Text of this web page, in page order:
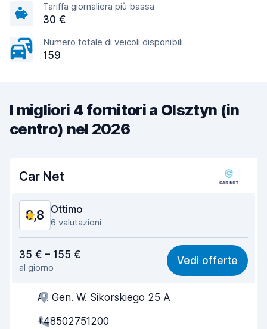
Tariffa giornaliera più bassa
30 €
Numero totale di veicoli disponibili
159
I migliori 4 fornitori a Olsztyn (in
centro) nel 2026
Car Net
8,8 Ottimo
6 valutazioni
8,7
Facile da trovare 8,3
Gentilezza degli agenti
Rapidità del ritiro
35 € – 155 €
al giorno
Vedi offerte
Al. Gen. W. Sikorskiego 25 A
+48502751200